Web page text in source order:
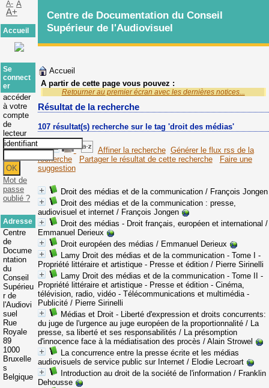
Accueil
A partir de cette page vous pouvez :
Retourner au premier écran avec les dernières notices...
Résultat de la recherche
107 résultat(s) recherche sur le tag 'droit des médias'
Affiner la recherche Générer le flux rss de la
recherche
Partager le résultat de cette recherche
Faire une
suggestion
Droit des médias et de la communication/ François Jongen
Droit des médias et de la communication: presse,
audiovisuel et internet/ François Jongen
Droit des médias - Droit français, européen et international /
Emmanuel Derieux
Droit européen des médias / Emmanuel Derieux
Lamy Droit des médias et de la communication - Tome I -
Propriété littéraire et artistique - Presse et édition/ Pierre Sirinelli
Lamy Droit des médias et de la communication - Tome II -
Propriété littéraire et artistique - Presse et édition - Cinéma,
télévision, radio, vidéo - Télécommunications et multimédia -
Publicité/ Pierre Sirinelli
Médias et Droit - Liberté d'expression et droits concurrents:
du juge de l'urgence au juge européen de la proportionnalité / La
presse, sa liberté et ses responsabilités / La présomption
d'innocence face à la médiatisation des procès / Alain Strowel
La concurrence entre la presse écrite et les médias
audiovisuels de service public sur Internet/ Elodie Lecroart
Introduction au droit de la société de l'information/ Franklin
Dehousse
Centre de Documentation du Conseil
Supérieur de l'Audiovisuel
A- A
A+
Accueil
Se
connect
er
accéder
à votre
compte
de
lecteur
Mot de
passe
oublié ?
Adresse
Centre
de
Docume
ntation
du
Conseil
Supérieu
r de
l'Audiovi
suel
Rue
Royale
89
1000
Bruxelle
s
Belgique